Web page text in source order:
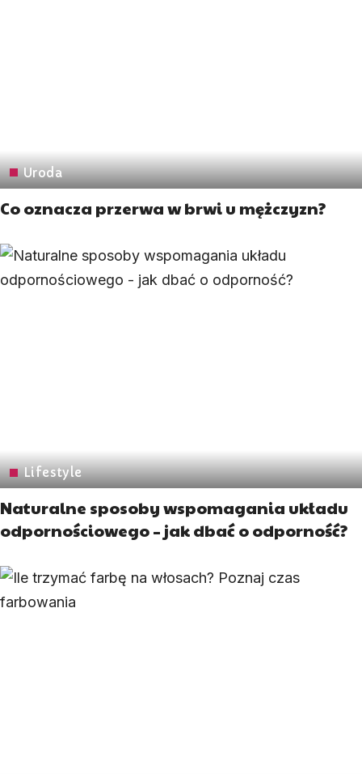
Uroda
Co oznacza przerwa w brwi u mężczyzn?
Lifestyle
Naturalne sposoby wspomagania układu
odpornościowego – jak dbać o odporność?